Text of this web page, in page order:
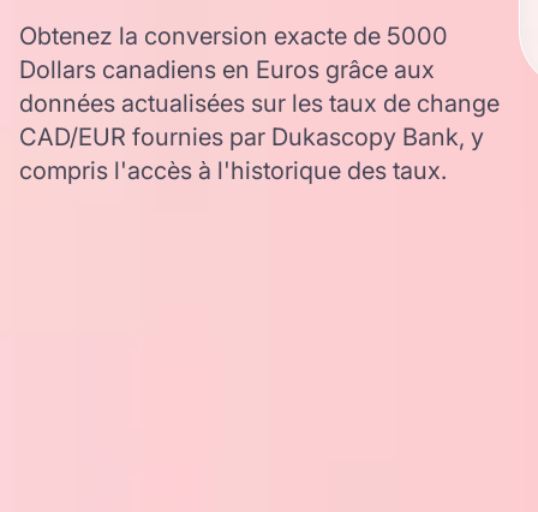
Obtenez la conversion exacte de 5000
Dollars canadiens en Euros grâce aux
données actualisées sur les taux de change
CAD/EUR fournies par Dukascopy Bank, y
compris l'accès à l'historique des taux.